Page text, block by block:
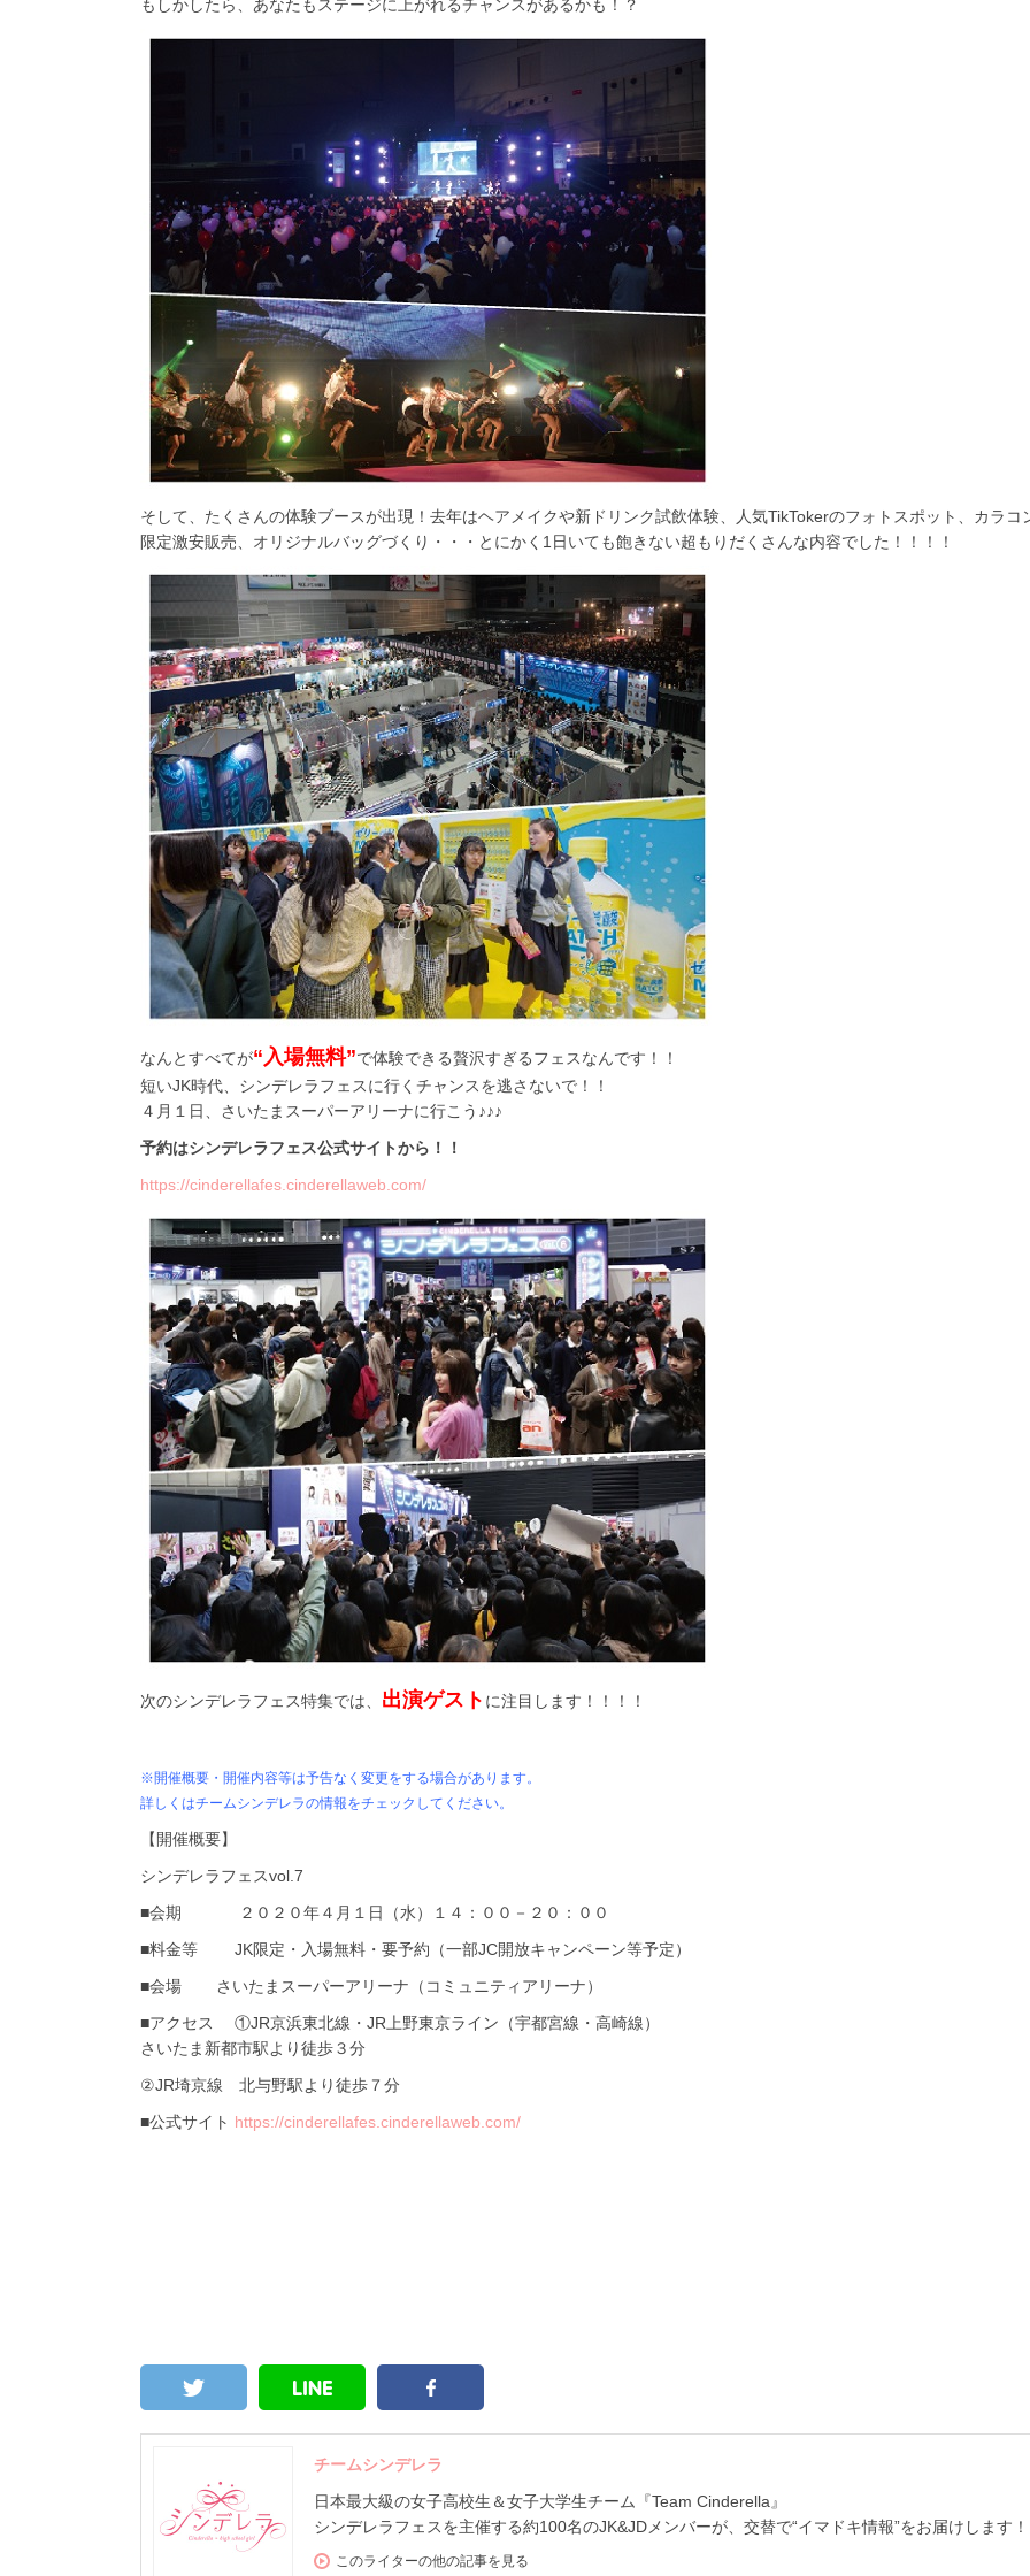
もしかしたら、あなたもステージに上がれるチャンスがあるかも！？
そして、たくさんの体験ブースが出現！去年はヘアメイクや新ドリンク試飲体験、人気TikTokerのフォトスポット、カラコ
限定激安販売、オリジナルバッグづくり・・・とにかく 1 日いても飽きない超もりだくさんな内容でした！！！！
なんとすべてが“入場無料”で体験できる贅沢すぎるフェスなんです！！
短いJK時代、シンデレラフェスに行くチャンスを逃さないで！！
４月１日、さいたまスーパーアリーナに行こう♪♪♪
予約はシンデレラフェス公式サイトから！！
https://cinderellafes.cinderellaweb.com/
次のシンデレラフェス特集では、 出演ゲスト に注目します！！！！
※開催概要・開催内容等は予告なく変更をする場合があります。
詳しくはチームシンデレラの情報をチェックしてください。
【開催概要】
シンデレラフェスvol.7
■会期 ２０２０年４月１日（水）１４：００－２０：００
■料金等 JK限定・入場無料・要予約（一部JC開放キャンペーン等予定）
■会場
さいたまスーパーアリーナ（コミュニティアリーナ）
■アクセス ①JR京浜東北線・ JR 上野東京ライン（宇都宮線・高崎線）
さいたま新都市駅より徒歩３分
②JR埼京線 北与野駅より徒歩７分
■公式サイト https://cinderellafes.cinderellaweb.com/
チームシンデレラ
日本最大級の女子高校生＆女子大学生チーム『Team Cinderella』
シンデレラフェスを主催する約100名のJK&JDメンバーが、交替で“イマドキ情報”をお届けします！
このライターの他の記事を見る